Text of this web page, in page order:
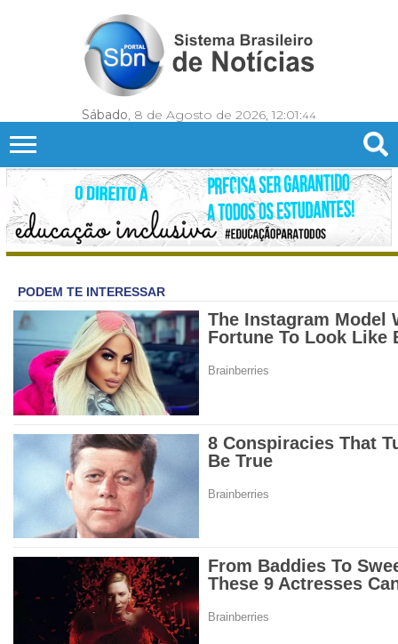
Sábado, 8 de Agosto de 2026, 12:01:47